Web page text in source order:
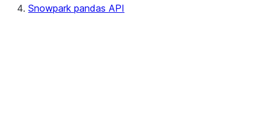
Snowpark pandas API